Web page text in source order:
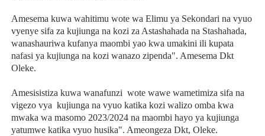
Amesema kuwa wahitimu wote wa Elimu ya Sekondari na vyuo
vyenye sifa za kujiunga na kozi za Astashahada na Stashahada,
wanashauriwa kufanya maombi yao kwa umakini ili kupata
nafasi ya kujiunga na kozi wanazo zipenda". Amesema Dkt
Oleke.
Amesisistiza kuwa wanafunzi wote wawe wametimiza sifa na
vigezo vya kujiunga na vyuo katika kozi walizo omba kwa
mwaka wa masomo 2023/2024 na maombi hayo ya kujiunga
yatumwe katika vyuo husika". Ameongeza Dkt, Oleke.